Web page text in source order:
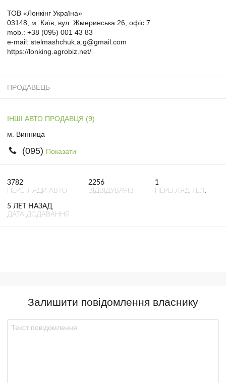
ТОВ «Лонкінг Україна»
03148, м. Київ, вул. Жмеринська 26, офіс 7
mob.: +38 (095) 001 43 83
e-mail: stelmashchuk.a.g@gmail.com
https://lonking.agrobiz.net/
ПРОДАВЕЦЬ
ІНШІ АВТО ПРОДАВЦЯ (9)
м. Винница
(095) Показати
3782
ПЕРЕГЛЯДИ АВТО
2256
ВІДВІДУВАЧІВ
1
ПЕРЕГЛЯД ТЕЛ.
5 ЛЕТ НАЗАД
ДАТА ДОДАВАННЯ
Залишити повідомлення власнику